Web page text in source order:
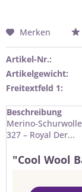
Merken
Artikel-Nr.:
Artikelgewicht:
Freitextfeld 1:
Beschreibung
Merino-Schurwolle
327 – Royal Der...
"Cool Wool